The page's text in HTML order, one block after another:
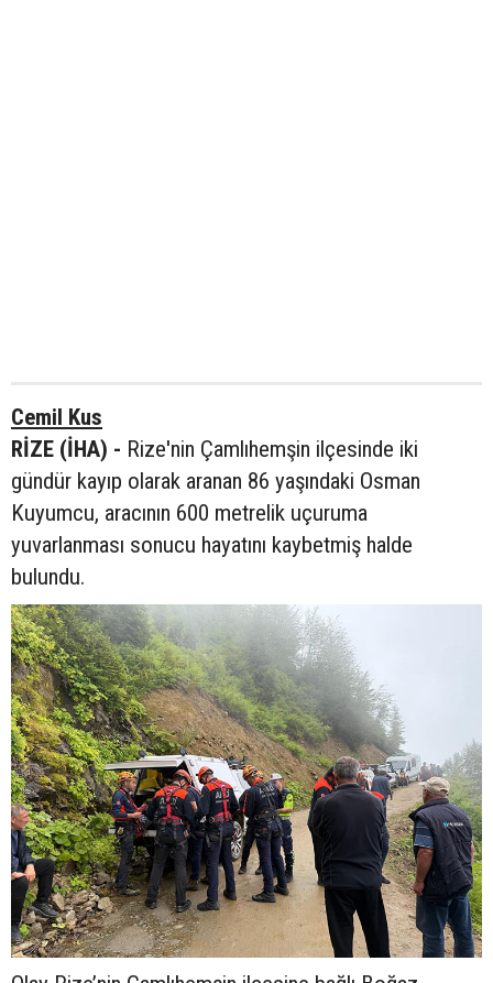
Cemil Kus
RİZE (İHA) - Rize'nin Çamlıhemşin ilçesinde iki
gündür kayıp olarak aranan 86 yaşındaki Osman
Kuyumcu, aracının 600 metrelik uçuruma
yuvarlanması sonucu hayatını kaybetmiş halde
bulundu.